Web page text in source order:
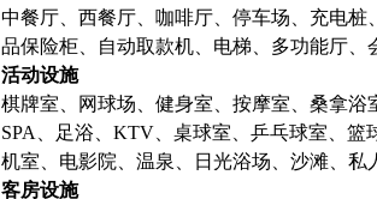
中餐厅、西餐厅、咖啡厅、停车场、充电桩
品保险柜、自动取款机、电梯、多功能厅、
活动设施
棋牌室、网球场、健身室、按摩室、桑拿浴
SPA、足浴、KTV、桌球室、乒乓球室、篮
机室、电影院、温泉、日光浴场、沙滩、私
客房设施